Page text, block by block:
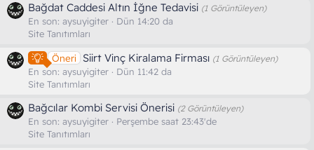
Bağdat Caddesi Altın İğne Tedavisi (1 Görüntüleyen)
En son: aysuyigiter
Dün 14:20 da
Site Tanıtımları
Öneri Siirt Vinç Kiralama Firması (1 Görüntüleyen)
En son: aysuyigiter
Dün 11:42 da
Site Tanıtımları
Bağcılar Kombi Servisi Önerisi (2 Görüntüleyen)
En son: aysuyigiter
Perşembe saat 23:43'de
Site Tanıtımları